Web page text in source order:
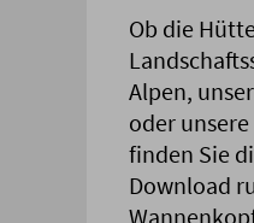
Ob die
Alpen,
oder
finden Sie
Download